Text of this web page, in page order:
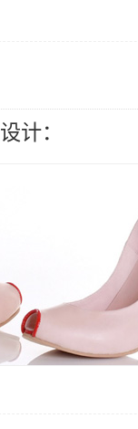
设计：